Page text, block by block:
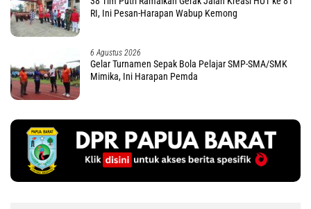
RI, Ini Pesan-Harapan Wabup Kemong
6 Agustus 2026
Gelar Turnamen Sepak Bola Pelajar SMP-SMA/SMK
Mimika, Ini Harapan Pemda